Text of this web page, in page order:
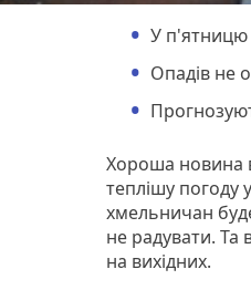
У п'ятницю
Опадів не
Хороша новина
теплішу погоду
хмельничан
не радувати. Та
на вихідних.